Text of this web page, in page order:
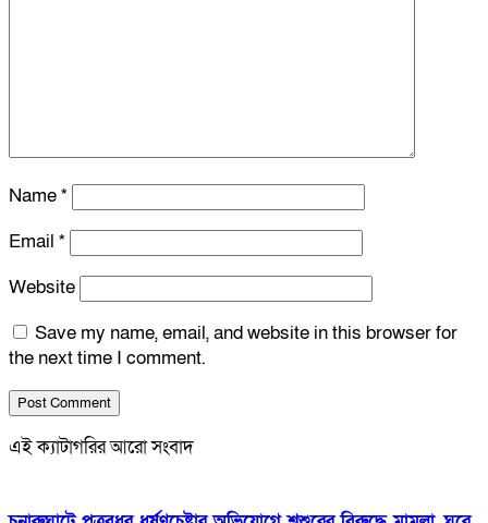
Name*
Email *
Website
Save my name, email, and website in this browser for
the next time I comment.
এই ক্যাটাগরির আরো সংবাদ